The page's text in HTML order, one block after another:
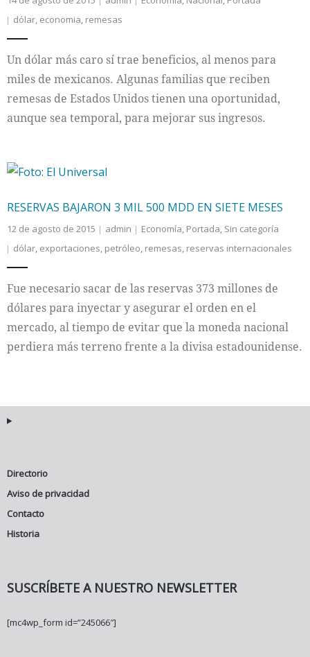
dólar, economia, remesas
Un dólar más caro sí trae beneficios, al menos para
miles de mexicanos. Algunas familias que reciben
remesas de Estados Unidos tienen una oportunidad,
aunque sea temporal, para mejorar sus ingresos.
RESERVAS BAJARON 3 MIL 500 MDD EN SIETE MESES
12 de agosto de 2015 admin Economía, Portada, Sin categoría
dólar, exportaciones, petróleo, remesas, reservas internacionales
Fue necesario sacar de las reservas 373 millones de
dólares para inyectar y asegurar el orden en el
mercado, al tiempo de evitar que la moneda nacional
perdiera más terreno frente a la divisa estadounidense.
Directorio
Aviso de privacidad
Contacto
Historia
SUSCRÍBETE A NUESTRO NEWSLETTER
[mc4wp_form id=”245066″]